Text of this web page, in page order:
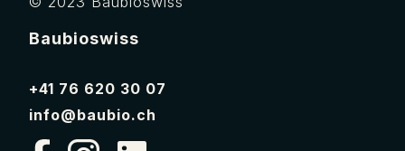
Baubioswiss
+41 76 620 30 07
info@baubio.ch